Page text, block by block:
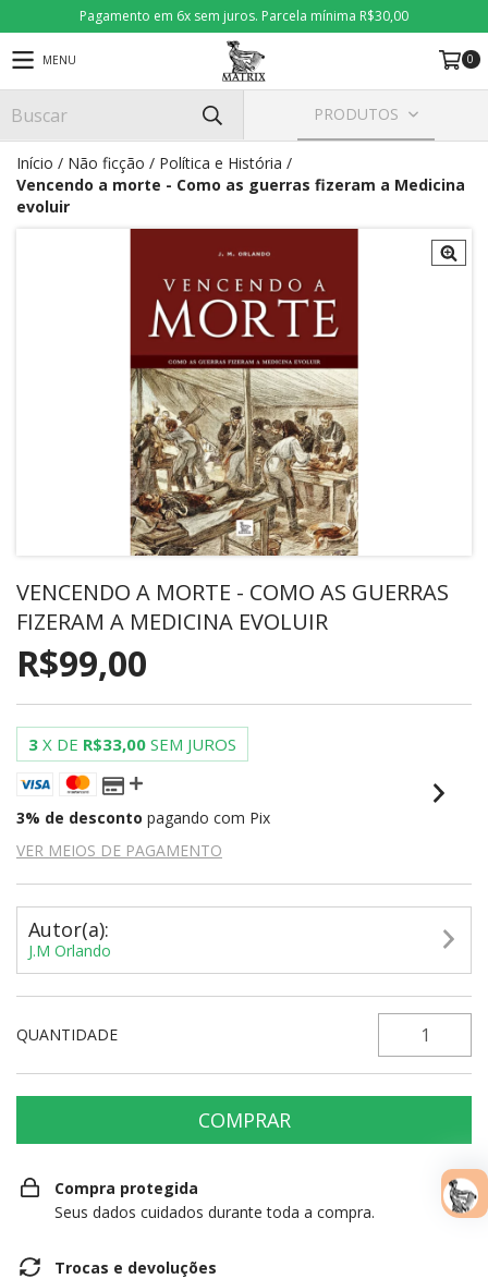
Pagamento em 6x sem juros. Parcela mínima R$30,00
MENU 0
PRODUTOS
Início / Não ficção / Política e História /
Vencendo a morte - Como as guerras fizeram a Medicina
evoluir
VENCENDO A MORTE - COMO AS GUERRAS
FIZERAM A MEDICINA EVOLUIR
R$99,00
3 X DE R$33,00 SEM JUROS
3% de desconto pagando com Pix
VER MEIOS DE PAGAMENTO
Autor(a):
J.M Orlando
QUANTIDADE
Compra protegida
Seus dados cuidados durante toda a compra.
Trocas e devoluções